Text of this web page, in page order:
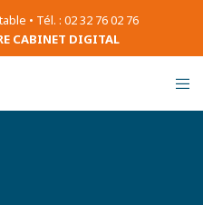
• Tél. : 02 32 76 02 76
CABINET DIGITAL